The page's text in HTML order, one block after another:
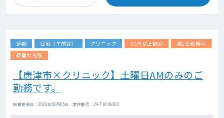
定期 日勤（午前診） クリニック 60代以上歓迎
週1日勤務可
綺麗な施設
【唐津市×クリニック】土曜日AMのみのご
勤務です。
掲載更新日 : 2026年08月05日 案件番号 : 24-TH016865